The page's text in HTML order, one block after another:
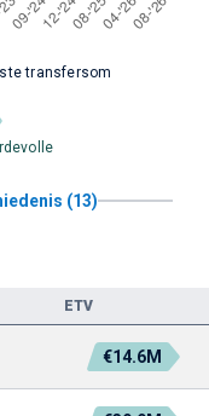
transfersom
(13)
ETV
€14.6M